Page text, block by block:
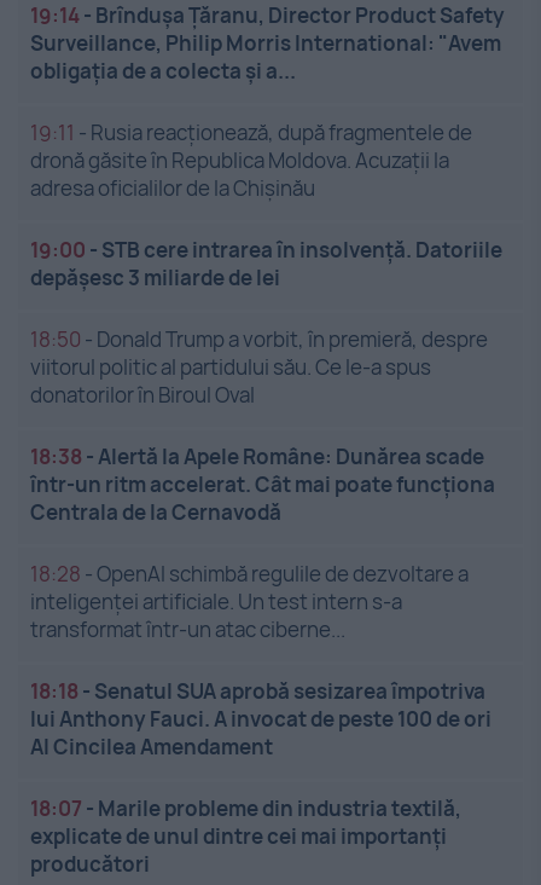
19:14- Brîndușa Țăranu, Director Product Safety
Surveillance, Philip Morris International: "Avem
obligația de a colecta și a...
19:11 - Rusia reacționează, după fragmentele de
dronă găsite în Republica Moldova. Acuzații la
adresa oficialilor de la Chișinău
19:00 - STB cere intrarea în insolvență. Datoriile
depășesc 3 miliarde de lei
18:50 - Donald Trump a vorbit, în premieră, despre
viitorul politic al partidului său. Ce le-a spus
donatorilor în Biroul Oval
18:38 -Alertă la Apele Române: Dunărea scade
într-un ritm accelerat. Cât mai poate funcționa
Centrala de la Cernavodă
18:28 -OpenAI schimbă regulile de dezvoltare a
inteligenței artificiale. Un test intern s-a
transformat într-un atac ciberne...
18:18 - Senatul SUA aprobă sesizarea împotriva
lui Anthony Fauci. A invocat de peste 100 de ori
Al Cincilea Amendament
18:07 - Marile probleme din industria textilă,
explicate de unul dintre cei mai importanți
producători